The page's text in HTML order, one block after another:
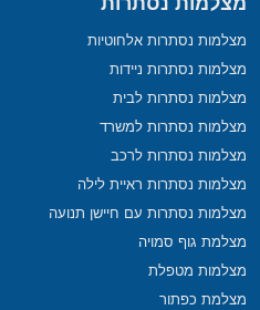
מצלמות נסתרות אלחוטיות
מצלמות נסתרות ניידות
מצלמות נסתרות לבית
מצלמות נסתרות למשרד
מצלמות נסתרות לרכב
מצלמות נסתרות ראיית לילה
מצלמות נסתרות עם חיישן תנועה
מצלמת גוף סמויה
מצלמות מטפלת
מצלמת כפתור